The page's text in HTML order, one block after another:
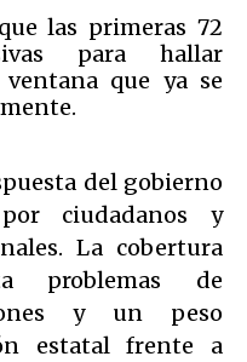
las primeras 72
para hallar
que ya se
del gobierno
ciudadanos y
La cobertura
problemas de
y un peso
estatal frente a